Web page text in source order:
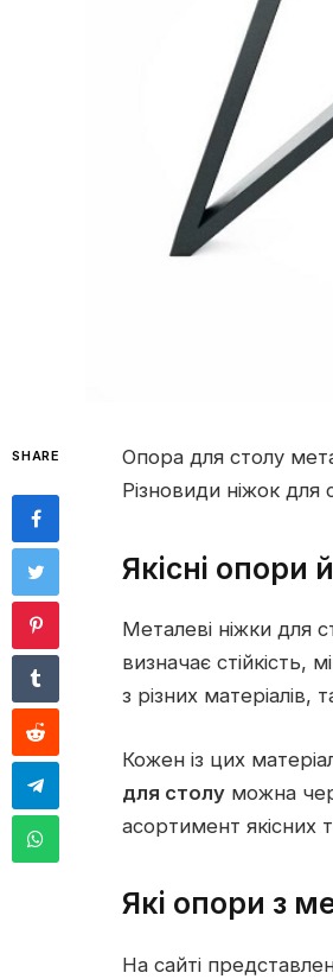
SHARE
Опора для столу
Різновиди ніжок для
Якісні опори
Металеві ніжки для
визначає стійкість,
з різних матеріалів,
Кожен із цих
для столу можна
асортимент якісних
Які опори з
На сайті